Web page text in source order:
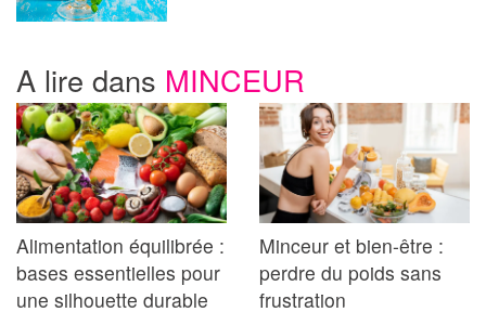
A lire dans MINCEUR
Alimentation équilibrée :
bases essentielles pour
une silhouette durable
Minceur et bien-être :
perdre du poids sans
frustration